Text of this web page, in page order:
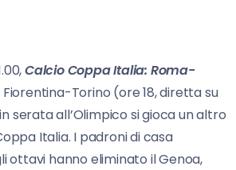
Calcio Coppa Italia: Roma-
Fiorentina-Torino (ore 18, diretta su
serata all’Olimpico si gioca un altro
Italia. I padroni di casa
ottavi hanno eliminato il Genoa,